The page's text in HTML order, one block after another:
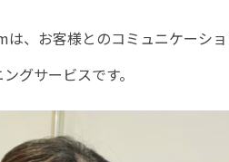
は、お客様とのコミュニケーシ
グサービスです。